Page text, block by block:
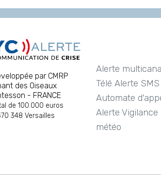
par CMRP
des Oiseaux
- FRANCE
de 100.000 euros
348 Versailles
Alerte
Télé Alerte SMS
Automate
Alerte Vigilance
météo